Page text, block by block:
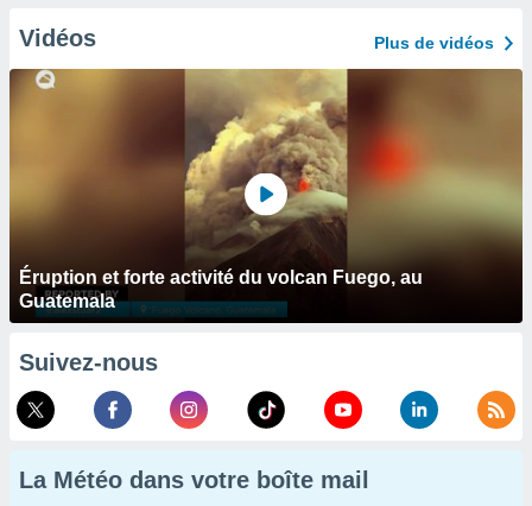
Vidéos Plus de vidéos
Éruption et forte activité du volcan Fuego, au
Guatemala
Suivez-nous
La Météo dans votre boîte mail